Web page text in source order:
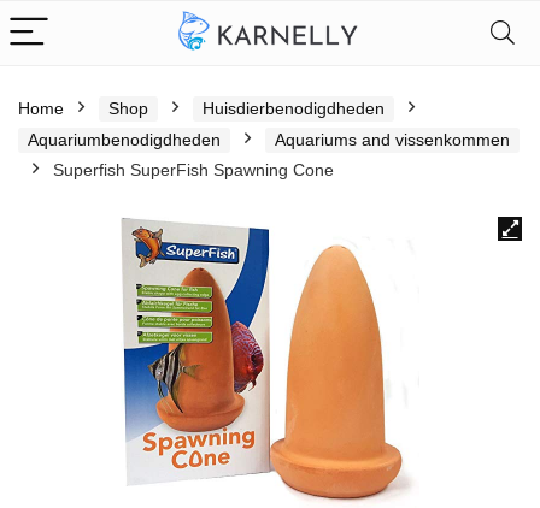
Home Shop
Huisdierbenodigdheden
Aquariumbenodigdheden
Aquariums and vissenkommen
Superfish SuperFish Spawning Cone